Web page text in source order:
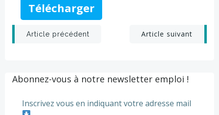
Télécharger
Post
Article précédent
PostArticle suivant
Abonnez-vous à notre newsletter emploi !
Inscrivez vous en indiquant votre adresse mail